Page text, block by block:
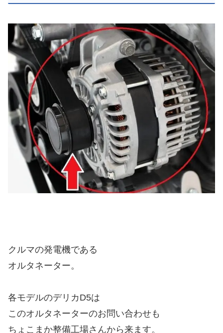
クルマの発電機である
オルタネーター。
各モデルのデリカD5は
このオルタネーターのお問い合わせも
ちょこまか整備工場さんから来ます。